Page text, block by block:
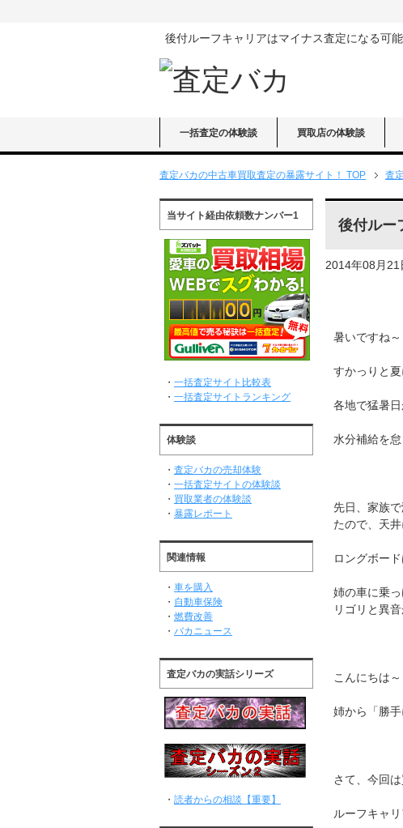
後付ルーフキャリアはマイナス査定になる可
一括査定の体験談 買取店の体験談
査定バカの中古車買取査定の暴露サイト！ TOP 査
後付ルー
2014年08月21
暑いですね～
すかっりと夏
各地で猛暑
水分補給を怠
先日、家族
たので、天
ロングボー
姉の車に乗
リゴリと異音
こんにちは～
姉から「勝
さて、今回
ルーフキャ
当サイト経由依頼数ナンバー1
・ 一括査定サイト比較表
・ 一括査定サイトランキング
体験談
・ 査定バカの売却体験
・ 一括査定サイトの体験談
・ 買取業者の体験談
・ 暴露レポート
関連情報
・ 車を購入
・ 自動車保険
・ 燃費改善
・ バカニュース
査定バカの実話シリーズ
・ 読者からの相談【重要】